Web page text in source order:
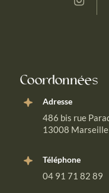
Coordonnées
Adresse
486 bis rue
13008 Marseille
Téléphone
04 91 71 82 89